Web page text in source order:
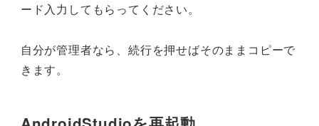
ード入力してもらってください。
自分が管理者なら、続行を押せばそのままコピーで
きます。